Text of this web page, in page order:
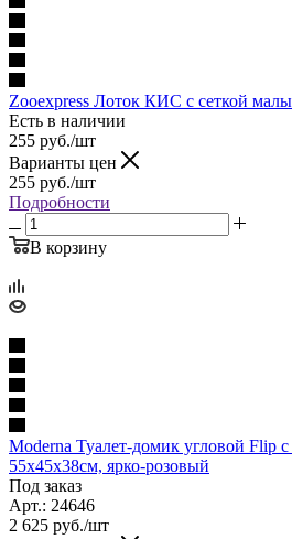
Zooexpress Лоток КИС с сеткой
Есть в наличии
255 руб./шт
Варианты цен
255 руб./шт
Подробности
В корзину
Moderna Туалет-домик угловой Flip
55х45х38см, ярко-розовый
Под заказ
Арт.: 24646
2 625 руб./шт